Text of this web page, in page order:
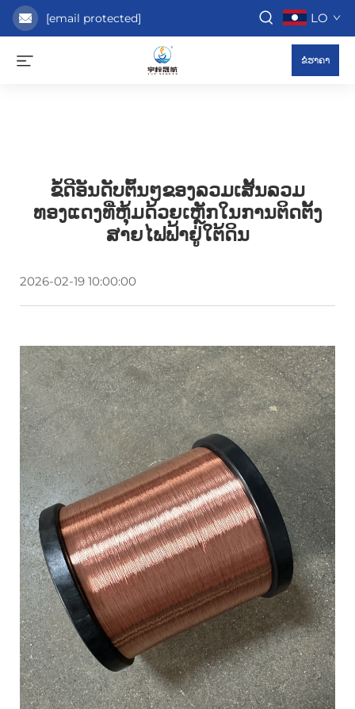
[email protected] LO
ຂໍຮາຄາ
ຂໍ້ດີອັນດັບຕົ້ນໆຂອງລວມເສັ້ນລວມ
ທອງແດງທີ່ຫຸ້ມດ້ວຍເຫຼັກໃນການຕິດຕັ້ງ
ສາຍໄຟຟ້າຢູ່ໃຕ້ດິນ
2026-02-19 10:00:00